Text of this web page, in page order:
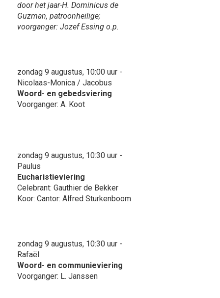
door het jaar-H. Dominicus de
Guzman, patroonheilige;
voorganger: Jozef Essing o.p.
zondag 9 augustus, 10:00 uur -
Nicolaas-Monica / Jacobus
Woord- en gebedsviering
Voorganger: A. Koot
zondag 9 augustus, 10:30 uur -
Paulus
Eucharistieviering
Celebrant: Gauthier de Bekker
Koor: Cantor: Alfred Sturkenboom
zondag 9 augustus, 10:30 uur -
Rafaël
Woord- en communieviering
Voorganger: L. Janssen